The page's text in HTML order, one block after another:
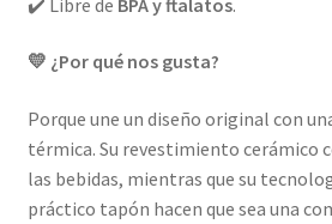
💛 ¿Por qué nos gusta?
Porque une un diseño original con
térmica. Su revestimiento cerámico
las bebidas, mientras que su
práctico tapón hacen que sea una